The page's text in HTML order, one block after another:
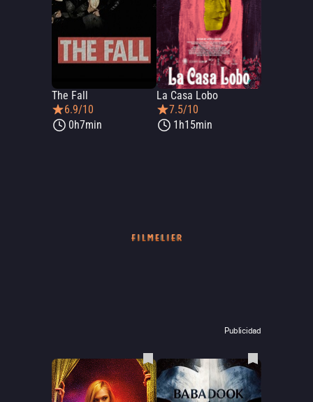
The Fall
6.9/10
0h7min
La Casa Lobo
7.5/10
1h15min
Publicidad